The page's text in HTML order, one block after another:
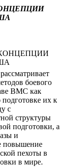
боевого
ВМС как
их к
с
структуры
подготовки, а
и
повышение
пехоты в
в мире.